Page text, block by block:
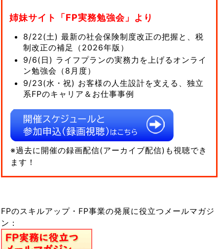
姉妹サイト「FP実務勉強会」より
8/22(土) 最新の社会保険制度改正の把握と、税
制改正の補足（2026年版）
9/6(日) ライフプランの実務力を上げるオンライ
ン勉強会（8月度）
9/23(水・祝) お客様の人生設計を支える、独立
系FPのキャリア＆お仕事事例
※過去に開催の録画配信(アーカイブ配信)も視聴でき
ます！
FPのスキルアップ・FP事業の発展に役立つメールマガジ
ン：